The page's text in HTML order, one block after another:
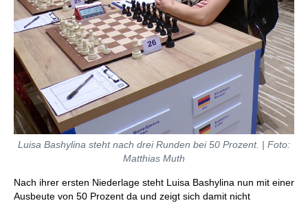
Luisa Bashylina steht nach drei Runden bei 50 Prozent. | Foto:
Matthias Muth
Nach ihrer ersten Niederlage steht Luisa Bashylina nun mit einer
Ausbeute von 50 Prozent da und zeigt sich damit nicht